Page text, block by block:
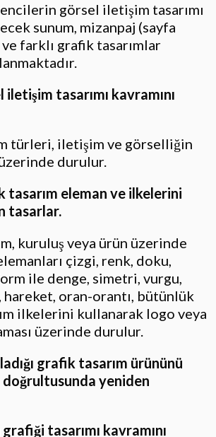
görsel iletişim tasarımı
sunum, mizanpaj (sayfa
farklı grafik tasarımlar
iletişim tasarımı kavramını
türleri, iletişim ve görselliğin
durulur.
tasarım eleman ve ilkelerini
tasarlar.
kuruluş veya ürün üzerinde
çizgi, renk, doku,
ile denge, simetri, vurgu,
oran-orantı, bütünlük
ilkelerini kullanarak logo veya
üzerinde durulur.
grafik tasarım ürününü
yeniden
grafiği tasarımı kavramını